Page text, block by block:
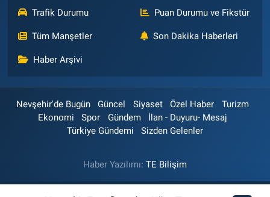
Trafik Durumu Puan Durumu ve Fikstür
Tüm Manşetler Son Dakika Haberleri
Haber Arşivi
Nevşehir'de Bugün Güncel Siyaset Özel Haber
Turizm
Ekonomi
Spor Gündem
İlan - Duyuru- Mesaj
Türkiye Gündemi
Sizden Gelenler
Haber Yazılımı: TE Bilişim